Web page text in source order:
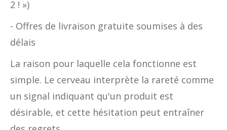
2 ! »)
- Offres de livraison gratuite soumises à des
délais
La raison pour laquelle cela fonctionne est
simple. Le cerveau interprète la rareté comme
un signal indiquant qu'un produit est
désirable, et cette hésitation peut entraîner